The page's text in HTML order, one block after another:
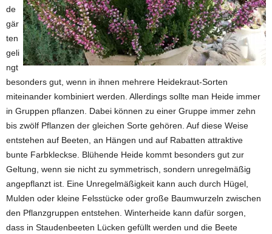
de
gär
ten
geli
ngt
besonders gut, wenn in ihnen mehrere Heidekraut-Sorten
miteinander kombiniert werden. Allerdings sollte man Heide immer
in Gruppen pflanzen. Dabei können zu einer Gruppe immer zehn
bis zwölf Pflanzen der gleichen Sorte gehören. Auf diese Weise
entstehen auf Beeten, an Hängen und auf Rabatten attraktive
bunte Farbkleckse. Blühende Heide kommt besonders gut zur
Geltung, wenn sie nicht zu symmetrisch, sondern unregelmäßig
angepflanzt ist. Eine Unregelmäßigkeit kann auch durch Hügel,
Mulden oder kleine Felsstücke oder große Baumwurzeln zwischen
den Pflanzgruppen entstehen. Winterheide kann dafür sorgen,
dass in Staudenbeeten Lücken gefüllt werden und die Beete